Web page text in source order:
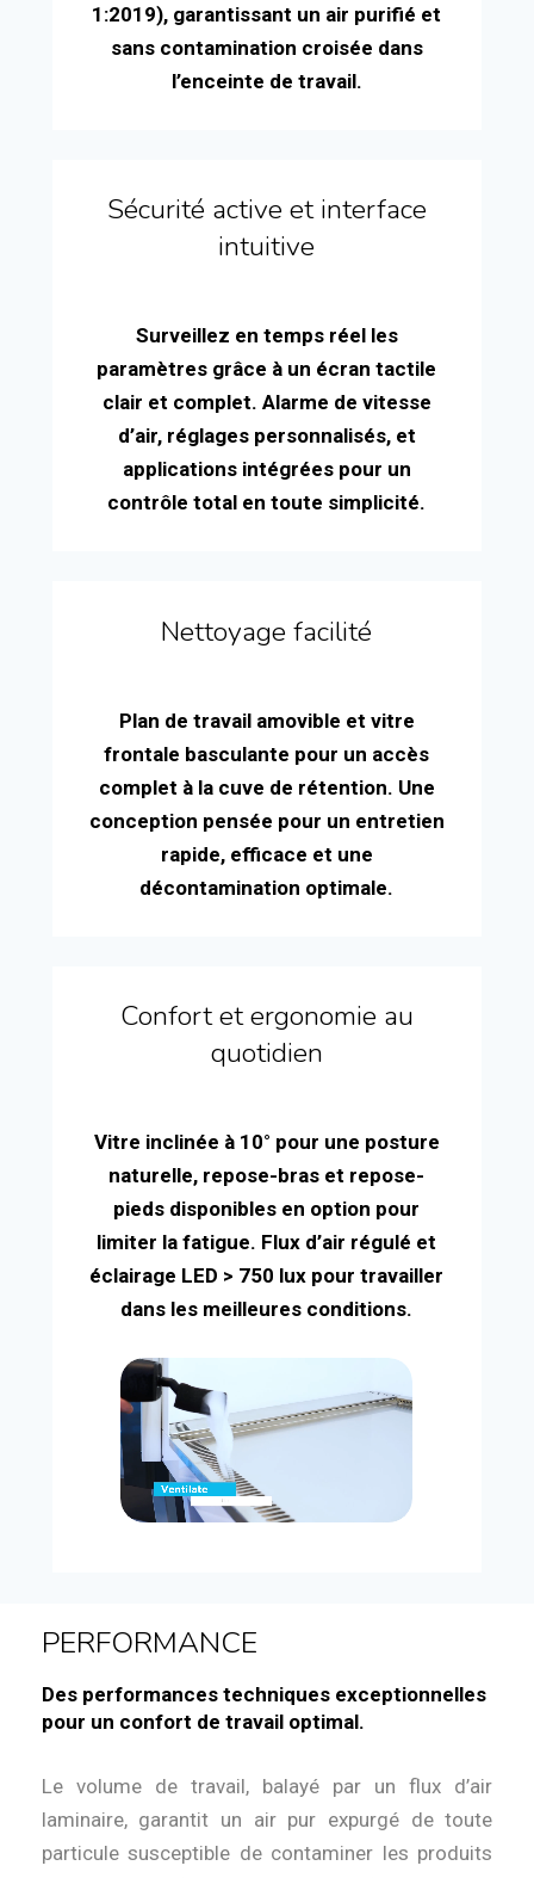
1:2019), garantissant un air purifié et
sans contamination croisée dans
l’enceinte de travail.
Sécurité active et interface
intuitive
Surveillez en temps réel les
paramètres grâce à un écran tactile
clair et complet. Alarme de vitesse
d’air, réglages personnalisés, et
applications intégrées pour un
contrôle total en toute simplicité.
Nettoyage facilité
Plan de travail amovible et vitre
frontale basculante pour un accès
complet à la cuve de rétention. Une
conception pensée pour un entretien
rapide, efficace et une
décontamination optimale.
Confort et ergonomie au
quotidien
Vitre inclinée à 10° pour une posture
naturelle, repose-bras et repose-
pieds disponibles en option pour
limiter la fatigue. Flux d’air régulé et
éclairage LED > 750 lux pour travailler
dans les meilleures conditions.
PERFORMANCE
Des performances techniques exceptionnelles
pour un confort de travail optimal.
Le volume de travail, balayé par un flux d’air
laminaire, garantit un air pur expurgé de toute
particule susceptible de contaminer les produits